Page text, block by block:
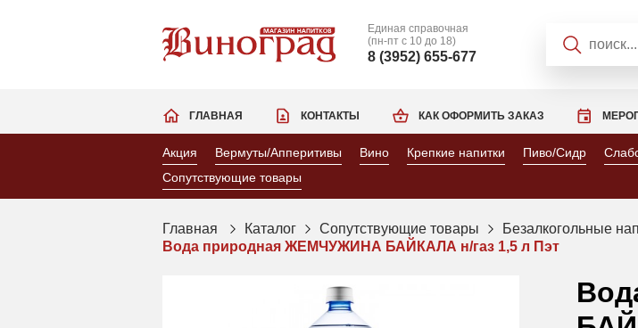
Единая справочная
(пн-пт с 10 до 18)
8 (3952) 655-677
КАК ОФОРМИТЬ ЗАКАЗ
ГЛАВНАЯ КОНТАКТЫ
Акция Вермуты/Апперитивы Вино Крепкие напитки Пиво/Сидр
Сопутствующие товары
Главная Каталог Сопутствующие товары
Безалкогольные
Вода природная ЖЕМЧУЖИНА БАЙКАЛА н/газ 1,5 л Пэт